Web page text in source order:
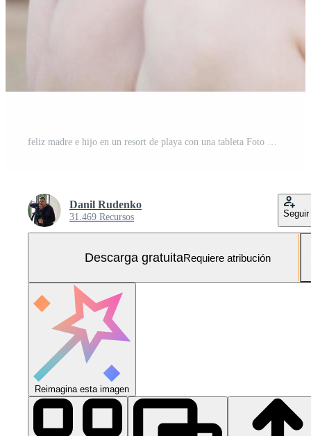
feliz madre e hijo en un resort de playa con una tableta Foto Gratis
Danil Rudenko
31.469 Recursos Seguir
Descarga gratuitaRequiere atribución
Reimagina esta imagen